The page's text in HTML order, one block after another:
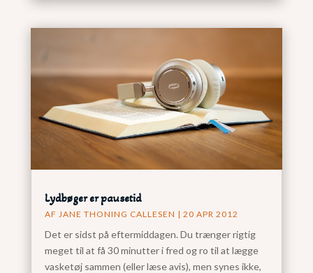
Lydbøger er pausetid
AF JANE THONING CALLESEN | 20 APR 2012
Det er sidst på eftermiddagen. Du trænger rigtig
meget til at få 30 minutter i fred og ro til at lægge
vasketøj sammen (eller læse avis), men synes ikke,